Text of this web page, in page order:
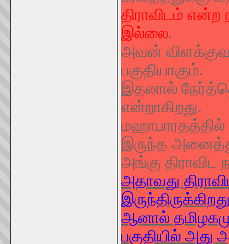
திராவிடம் என்ற
இல்லை.
அவன்
பகுதியாகும்.
இதனால்
என்றாகிறது.
இருந்த
அங்கு திராவிட
அதாவது
ஆனால்
பகுதியில்